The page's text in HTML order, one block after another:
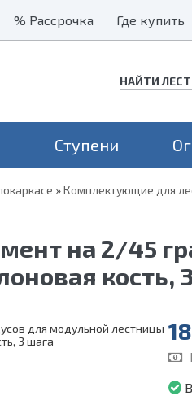
% Рассрочка
% Рассрочка Где купить
Где купить
На 2 косоурах
Ступени
»Комплектующие для
на 2/45
кость,